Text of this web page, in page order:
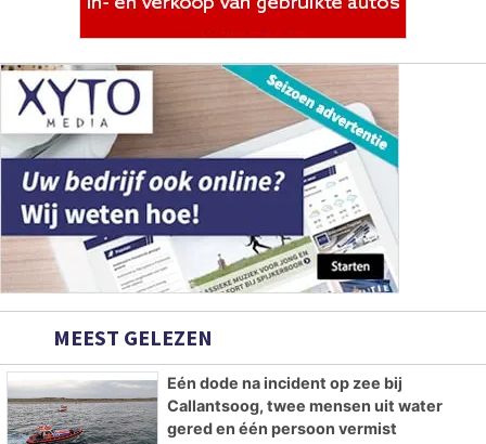
MEEST GELEZEN
Eén dode na incident op zee bij
Callantsoog, twee mensen uit water
gered en één persoon vermist